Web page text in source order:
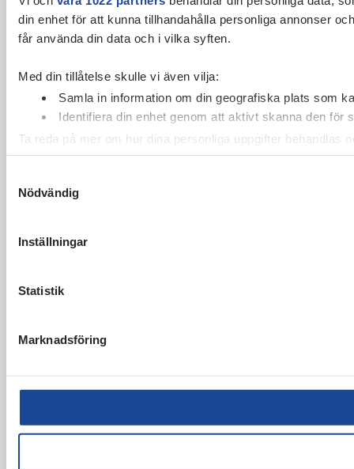
din enhet för att kunna tillhandahålla personliga annonser
får använda din data och i vilka syften.
Med din tillåtelse skulle vi även vilja:
Samla in information om din geografiska plats som
Identifiera din enhet genom att aktivt skanna den för
Ta reda på mer om hur dina personliga uppgifter behandlas
cookie-förklaringen.
Vi använder enhetsidentifierare för att anpassa innehållet
Nödvändig
Inställningar
Statistik
Marknadsföring